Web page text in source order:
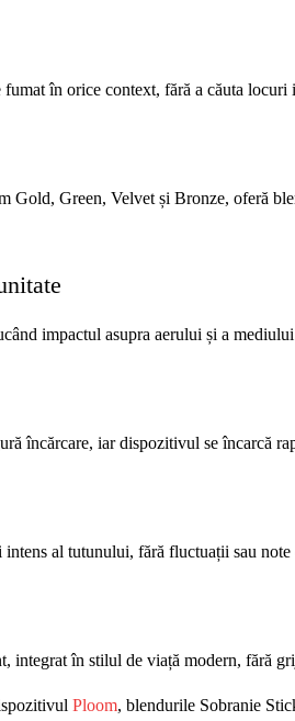
în orice context, fără a căuta locuri
Gold, Green, Velvet și Bronze, oferă
impactul asupra aerului și a
încărcare, iar dispozitivul se încarcă
al tutunului, fără fluctuații sau note
integrat în stilul de viață modern, fără
Ploom, blendurile Sobranie